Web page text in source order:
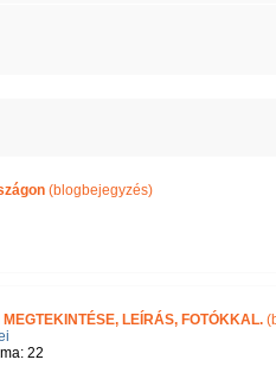
(blogbejegyzés)
MEGTEKINTÉSE, LEÍRÁS, FOTÓKKAL.
22